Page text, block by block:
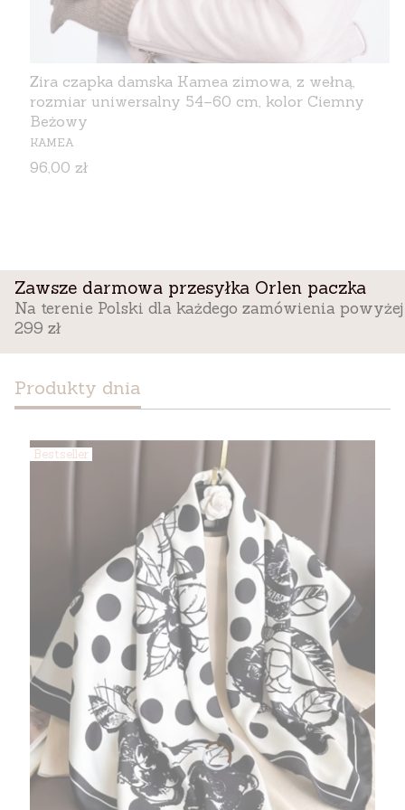
Zira czapka damska Kamea zimowa, z wełną,
rozmiar uniwersalny 54–60 cm, kolor Ciemny
Beżowy
PRODUCENT
KAMEA
Cena
96,00 zł
Zawsze darmowa przesyłka Orlen paczka
Na terenie Polski dla każdego zamówienia powyżej
299 zł
Produkty dnia
Bestseller